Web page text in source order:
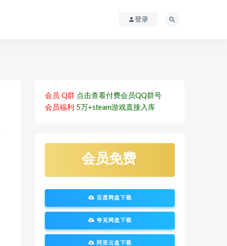
登录
会员 Q群 点击查看付费会员QQ群号
会员福利 5万+steam游戏直接入库
会员免费
百度网盘下载
夸克网盘下载
阿里云盘下载